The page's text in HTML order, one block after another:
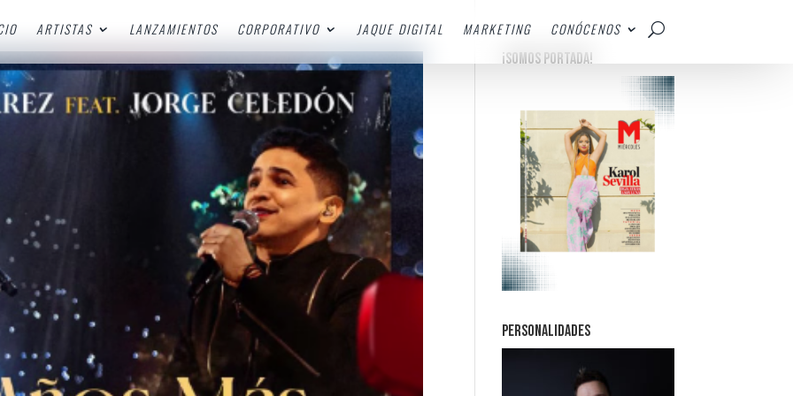
ARTISTAS LANZAMIENTOS CORPORATIVO JAQUE DIGITAL MARKETING
CONÓCENOS
¡SOMOS PORTADA!
PERSONALIDADES